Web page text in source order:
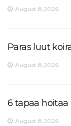
August 8,2026
Paras luut
August 8,2026
6 tapaa
August 8,2026